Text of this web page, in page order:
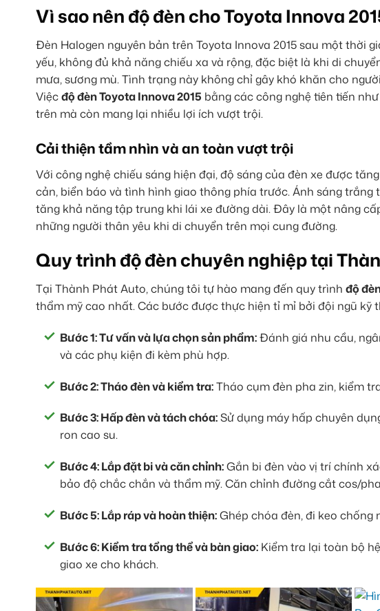
Vì sao nên độ đèn cho Toyota Innova
Đèn Halogen nguyên bản trên Toyota Innova 2015 sau một thời
yếu, không đủ khả năng chiếu xa và rộng, đặc biệt là khi di
mưa, sương mù. Tình trạng này không chỉ gây khó khăn cho
Việcđộ đèn Toyota Innova 2015 bằng các công nghệ tiên tiến
trên mà còn mang lại nhiều lợi ích vượt trội.
Cải thiện tầm nhìn và an toàn vượt trội
Với công nghệ chiếu sáng hiện đại, độ sáng của đèn xe được
cản, biển báo và tình hình giao thông phía trước. Ánh sáng
tăng khả năng tập trung khi lái xe đường dài. Đây là một nâng
những người thân yêu khi di chuyển trên mọi cung đường.
Quy trình độ đèn chuyên nghiệp tại
Tại Thành Phát Auto, chúng tôi tự hào mang đến quy trình độ
thẩm mỹ cao nhất. Các bước được thực hiện tỉ mỉ bởi đội ngũ kỹ
Bước 1: Tư vấn và lựa chọn sản phẩm:Đánh giá nhu cầu,
và các phụ kiện đi kèm phù hợp.
Bước 2: Tháo đèn và kiểm tra:Tháo cụm đèn pha zin, kiểm
Bước 3: Hấp đèn và tách chóa:Sử dụng máy hấp chuyên
ron cao su.
Bước 4: Lắp đặt bi và căn chỉnh:Gắn bi đèn vào vị trí chính
bảo độ chắc chắn và thẩm mỹ. Căn chỉnh đường cắt cos/
Bước 5: Lắp ráp và hoàn thiện:Ghép chóa đèn, đi keo chống
Bước 6: Kiểm tra tổng thể và bàn giao: Kiểm tra lại toàn bộ
giao xe cho khách.